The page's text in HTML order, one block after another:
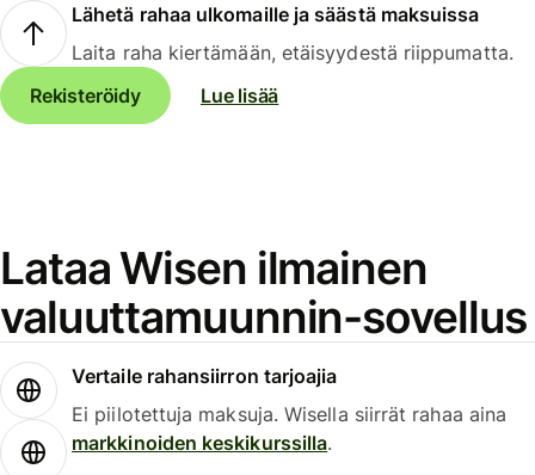
Lähetä rahaa ulkomaille ja säästä maksuissa
Laita raha kiertämään, etäisyydestä riippumatta.
Rekisteröidy
Lue lisää
Lataa Wisen ilmainen
valuuttamuunnin-sovellus
Vertaile rahansiirron tarjoajia
Ei piilotettuja maksuja. Wisella siirrät rahaa aina
markkinoiden keskikurssilla.